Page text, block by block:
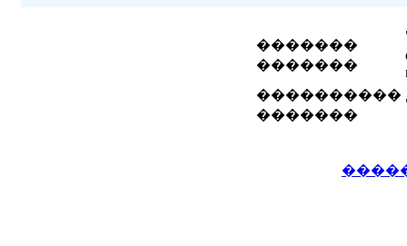
�������
�������
����������
�������